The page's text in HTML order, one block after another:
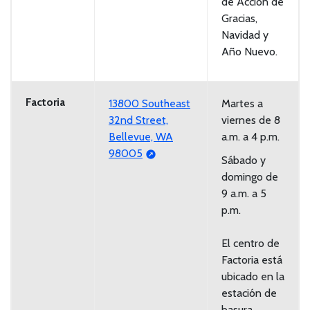
Gracias,
Navidad y
Año Nuevo.
Factoria
13800 Southeast
32nd Street,
Bellevue, WA
98005
Martes a
viernes de 8
a.m. a 4 p.m.
Sábado y
domingo de
9 a.m. a 5
p.m.
El centro de
Factoria está
ubicado en la
estación de